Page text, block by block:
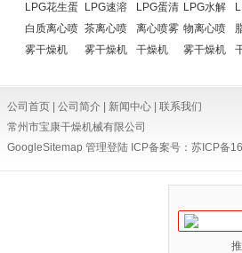
LPG花生蛋
白质离心喷
雾干燥机
LPG速溶
茶离心喷
雾干燥机
LPG蛋清
离心喷雾
干燥机
LPG水解
物离心喷
雾干燥机
公司首页 公司简介 新闻中心
联系我们
常州市宝康干燥机械有限公司
GoogleSitemap 管理登陆 ICP备案号： 苏ICP备